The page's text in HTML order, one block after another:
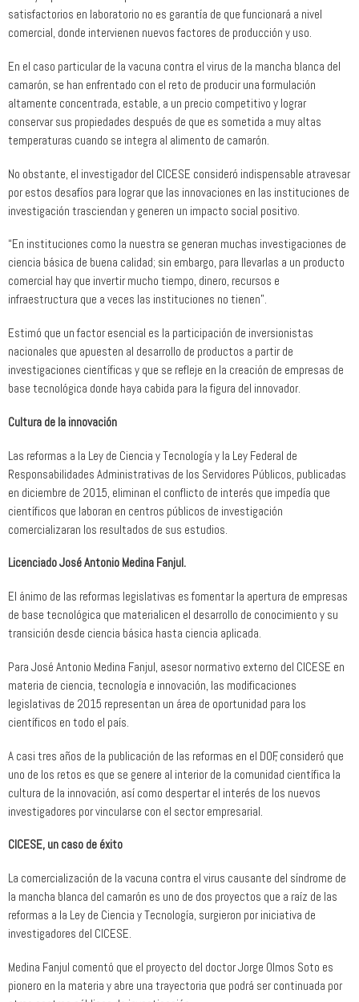
satisfactorios en laboratorio no es garantía de que funcionará a nivel
comercial, donde intervienen nuevos factores de producción y uso.
En el caso particular de la vacuna contra el virus de la mancha blanca del
camarón, se han enfrentado con el reto de producir una formulación
altamente concentrada, estable, a un precio competitivo y lograr
conservar sus propiedades después de que es sometida a muy altas
temperaturas cuando se integra al alimento de camarón.
No obstante, el investigador del CICESE consideró indispensable atravesar
por estos desafíos para lograr que las innovaciones en las instituciones de
investigación trasciendan y generen un impacto social positivo.
“En instituciones como la nuestra se generan muchas investigaciones de
ciencia básica de buena calidad; sin embargo, para llevarlas a un producto
comercial hay que invertir mucho tiempo, dinero, recursos e
infraestructura que a veces las instituciones no tienen”.
Estimó que un factor esencial es la participación de inversionistas
nacionales que apuesten al desarrollo de productos a partir de
investigaciones científicas y que se refleje en la creación de empresas de
base tecnológica donde haya cabida para la figura del innovador.
Cultura de la innovación
Las reformas a la Ley de Ciencia y Tecnología y la Ley Federal de
Responsabilidades Administrativas de los Servidores Públicos, publicadas
en diciembre de 2015, eliminan el conflicto de interés que impedía que
científicos que laboran en centros públicos de investigación
comercializaran los resultados de sus estudios.
Licenciado José Antonio Medina Fanjul.
El ánimo de las reformas legislativas es fomentar la apertura de empresas
de base tecnológica que materialicen el desarrollo de conocimiento y su
transición desde ciencia básica hasta ciencia aplicada.
Para José Antonio Medina Fanjul, asesor normativo externo del CICESE en
materia de ciencia, tecnología e innovación, las modificaciones
legislativas de 2015 representan un área de oportunidad para los
científicos en todo el país.
A casi tres años de la publicación de las reformas en el DOF, consideró que
uno de los retos es que se genere al interior de la comunidad científica la
cultura de la innovación, así como despertar el interés de los nuevos
investigadores por vincularse con el sector empresarial.
CICESE, un caso de éxito
La comercialización de la vacuna contra el virus causante del síndrome de
la mancha blanca del camarón es uno de dos proyectos que a raíz de las
reformas a la Ley de Ciencia y Tecnología, surgieron por iniciativa de
investigadores del CICESE.
Medina Fanjul comentó que el proyecto del doctor Jorge Olmos Soto es
pionero en la materia y abre una trayectoria que podrá ser continuada por